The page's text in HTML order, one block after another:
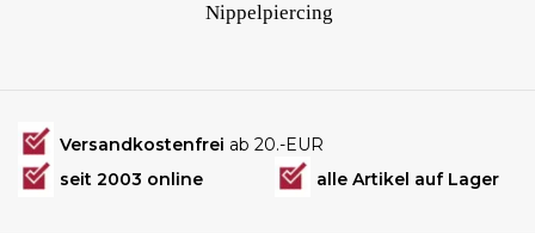
Nippelpiercing
Versandkostenfrei ab 20.-EUR
seit 2003 online
alle Artikel auf Lager